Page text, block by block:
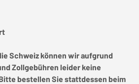
Schweiz können wir aufgrund
Zollgebühren leider keine
bestellen Sie stattdessen beim